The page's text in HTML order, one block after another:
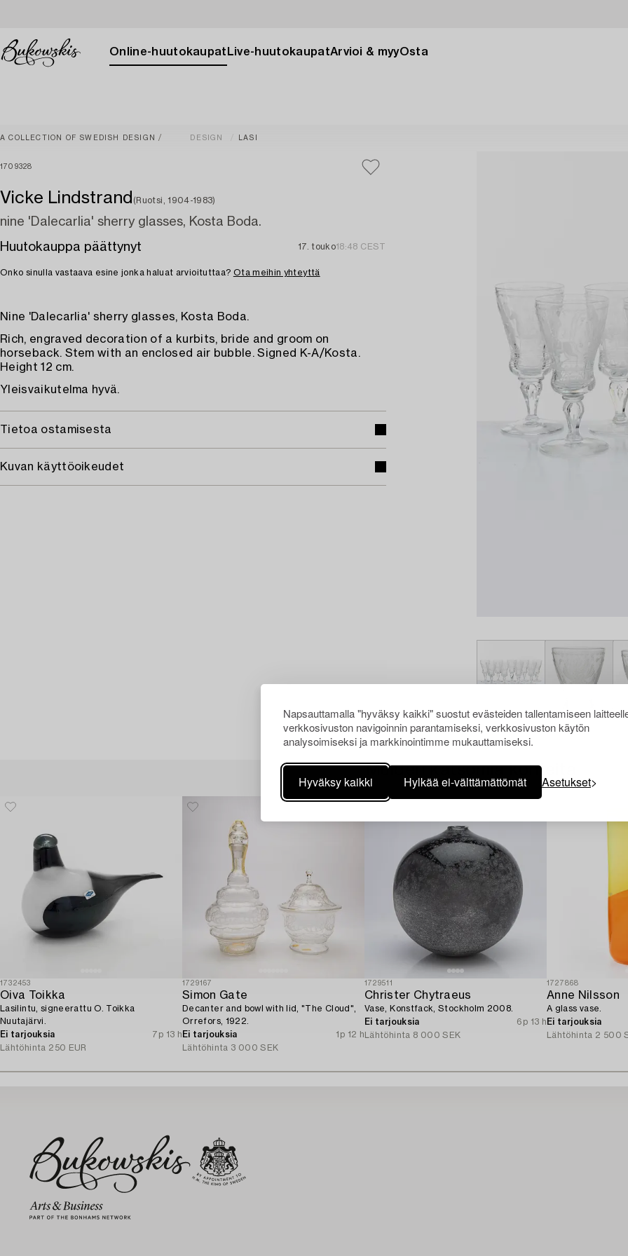
Napsauttamalla "hyväksy kaikki" suostut evästeiden tallentamiseen
verkkosivuston navigoinnin parantamiseksi, verkkosivuston käytön
analysoimiseksi ja markkinointimme mukauttamiseksi.
Hyväksy kaikki Hylkää ei-välttämättömät Asetukset
Online-huutokaupat Live-huutokaupatArvioi & myyOsta
A COLLECTION OF SWEDISH DESIGN DESIGN LASI
1709328
Vicke Lindstrand (Ruotsi, 1904-1983)
nine 'Dalecarlia' sherry glasses, Kosta Boda.
Huutokauppa päättynyt
17. touko18:48 CEST
Onko sinulla vastaava esine jonka haluat arvioituttaa? Ota meihin yhteyttä
Nine 'Dalecarlia' sherry glasses, Kosta Boda.
Rich, engraved decoration of a kurbits, bride and groom on
horseback. Stem with an enclosed air bubble. Signed K-A/Kosta.
Height 12 cm.
Yleisvaikutelma hyvä.
Tietoa ostamisesta
Kuvan käyttöoikeudet
Muiden katsomia kohteita
1732453
Oiva Toikka
Lasilintu, signeerattu O. Toikka
Nuutajärvi.
Ei tarjouksia
7p 13 h
Lähtöhinta 250 EUR
1729167
Simon Gate
Decanter and bowl with lid, "The Cloud",
Orrefors, 1922.
Ei tarjouksia
1p 12 h
Lähtöhinta 3 000 SEK
1729511
Christer Chytraeus
Vase, Konstfack, Stockholm 2008.
Ei tarjouksia
6p 13 h
Lähtöhinta 8 000 SEK
1727868
Anne Nilsson
A glass vase.
Ei tarjouksia
Lähtöhinta 2 500